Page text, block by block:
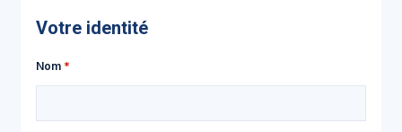
Votre identité
Nom